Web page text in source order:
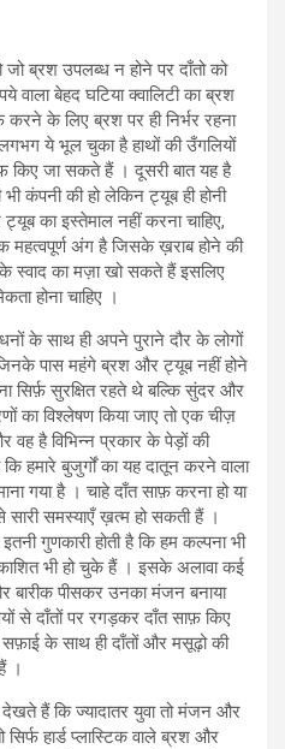
ब्रश उपलब्ध न होने पर दाँतो को
बेहद घटिया क्वालिटी का ब्रश
करने के लिए ब्रश पर ही निर्भर रहना
ये भूल चुका है हाथों की उँगलियों
किए जा सकते हैं । दूसरी बात यह है
कंपनी की हो लेकिन ट्यूब ही होनी
का इस्तेमाल नहीं करना चाहिए,
महत्वपूर्ण अंग है जिसके ख़राब होने की
के स्वाद का मज़ा खो सकते हैं इसलिए
होना चाहिए ।
के साथ ही अपने पुराने दौर के लोगों
पास महंगे ब्रश और ट्यूब नहीं होने
सिर्फ़ सुरक्षित रहते थे बल्कि सुंदर और
का विश्लेषण किया जाए तो एक चीज़
वह है विभिन्न प्रकार के पेड़ों की
हमारे बुजुर्गों का यह दातून करने वाला
गया है । चाहे दाँत साफ़ करना हो या
सारी समस्याएँ ख़त्म हो सकती हैं ।
गुणकारी होती है कि हम कल्पना भी
भी हो चुके हैं । इसके अलावा कई
बारीक पीसकर उनका मंजन बनाया
से दाँतों पर रगड़कर दाँत साफ़ किए
के साथ ही दाँतों और मसूढ़ो की
।
हैं कि ज्यादातर युवा तो मंजन और
हार्ड प्लास्टिक वाले ब्रश और